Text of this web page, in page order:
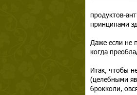
продуктов-
принципами
Даже если не
когда
Итак, чтобы
(целебными
брокколи,